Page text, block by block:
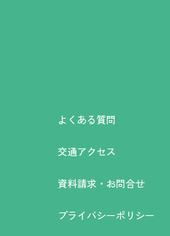
よくある質問
交通アクセス
資料請求・お問合せ
プライバシーポリシー